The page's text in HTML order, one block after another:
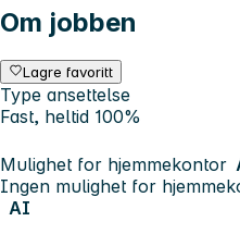
Om jobben
Lagre favoritt
Type ansettelse
Fast, heltid 100%
Mulighet for hjemmekontor
Ingen mulighet for
AI